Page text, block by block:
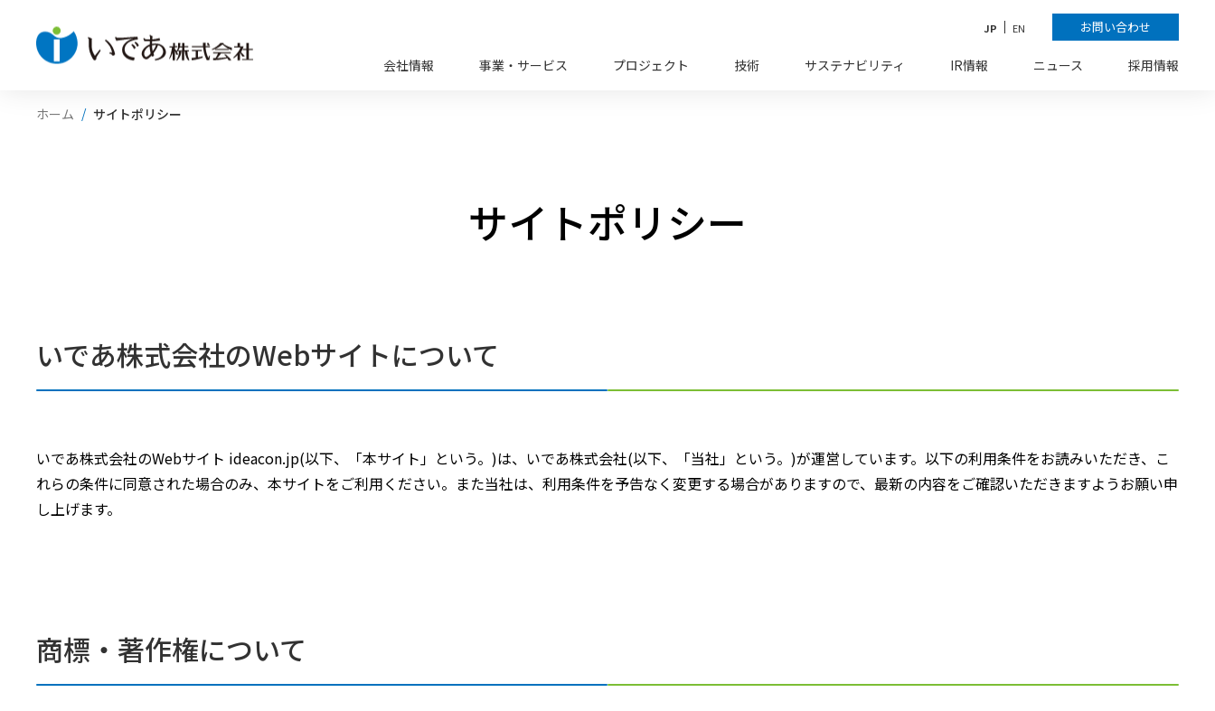
JP EN お問い合わせ
会社情報 事業・サービス プロジェクト 技術 サステナビリティ IR情報 ニュース 採用情報
ホーム サイトポリシー
サイトポリシー
いであ株式会社のWebサイトについて
いであ株式会社のWebサイト ideacon.jp(以下、「本サイト」という。)は、いであ株式会社(以下、「当社」という。)が運営しています。以下の利用条件をお読みいただき、こ
れらの条件に同意された場合のみ、本サイトをご利用ください。また当社は、利用条件を予告なく変更する場合がありますので、最新の内容をご確認いただきますようお願い申
し上げます。
商標・著作権について